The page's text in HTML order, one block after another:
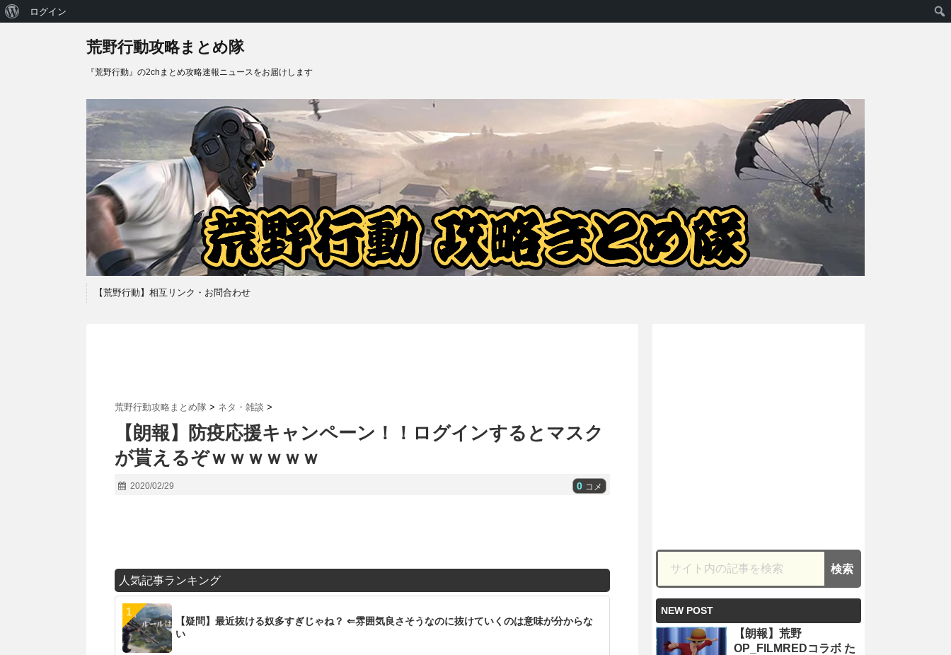
荒野行動攻略まとめ隊
『荒野行動』の2chまとめ攻略速報ニュースをお届けします
【荒野行動】相互リンク・お問合わせ
荒野行動攻略まとめ隊 > ネタ・雑談 >
【朗報】防疫応援キャンペーン！！ログインするとマスク
が貰えるぞｗｗｗｗｗｗ
2020/02/29 0 コメ
人気記事ランキング
【疑問】最近抜ける奴多すぎじゃね？ ⇐雰囲気良さそうなのに抜けていくのは意味が分からな
い
NEW POST
【朗報】荒野
OP_FILMREDコラボ た
WordPress
ログイン